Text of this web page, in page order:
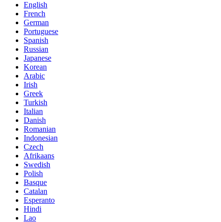
English
French
German
Portuguese
Spanish
Russian
Japanese
Korean
Arabic
Irish
Greek
Turkish
Italian
Danish
Romanian
Indonesian
Czech
Afrikaans
Swedish
Polish
Basque
Catalan
Esperanto
Hindi
Lao